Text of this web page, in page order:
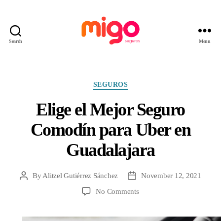
Search Menu
Categories
SEGUROS
Elige el Mejor Seguro
Comodín para Uber en
Guadalajara
PostByAlitzel Gutiérrez Sánchez
PostNovember 12, 2021
No Commentson